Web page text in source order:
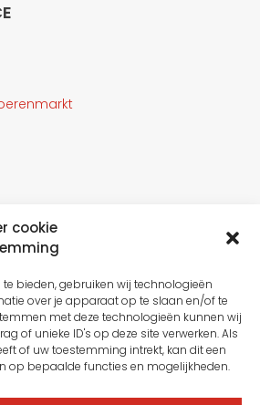
cookie
bieden, gebruiken wij technologieën
over je apparaat op te slaan en/of te
met deze technologieën kunnen wij
of unieke ID's op deze site verwerken. Als
of uw toestemming intrekt, kan dit een
op bepaalde functies en mogelijkheden.
Juli